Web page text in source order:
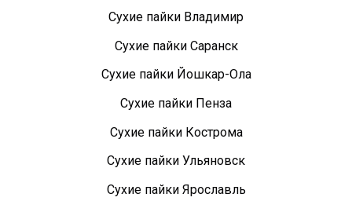
Сухие пайки Владимир
Сухие пайки Саранск
Сухие пайки Йошкар-Ола
Сухие пайки Пенза
Сухие пайки Кострома
Сухие пайки Ульяновск
Сухие пайки Ярославль